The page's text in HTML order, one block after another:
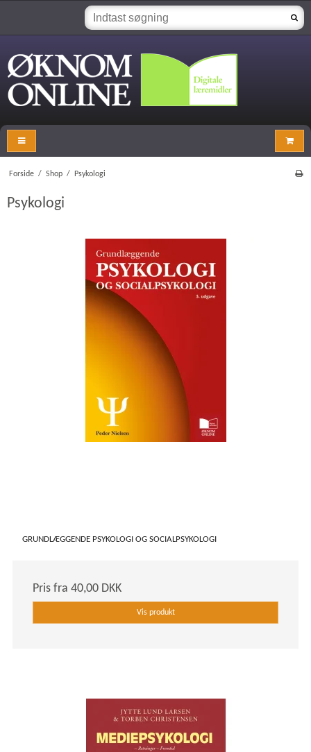
Forside / Shop / Psykologi
Psykologi
GRUNDLÆGGENDE PSYKOLOGI OG SOCIALPSYKOLOGI
Pris fra 40,00 DKK
Vis produkt